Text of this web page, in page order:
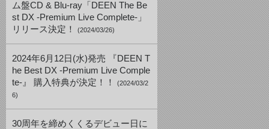
ム盤CD & Blu-ray「DEEN The Be
st DX -Premium Live Complete-」
リリース決定！
(2024/03/26)
2024年6月12日(水)発売 『DEEN T
he Best DX -Premium Live Comple
te-』 購入特典が決定！！
(2024/03/2
6)
30周年を締めくくるデビュー日に